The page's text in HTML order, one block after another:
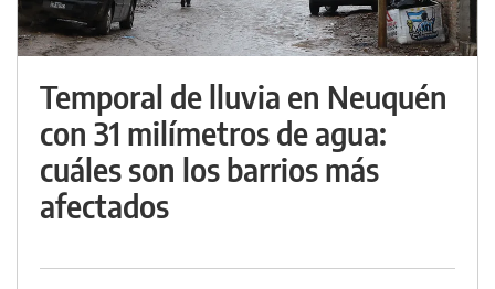
Temporal de lluvia en Neuquén
con 31 milímetros de agua:
cuáles son los barrios más
afectados